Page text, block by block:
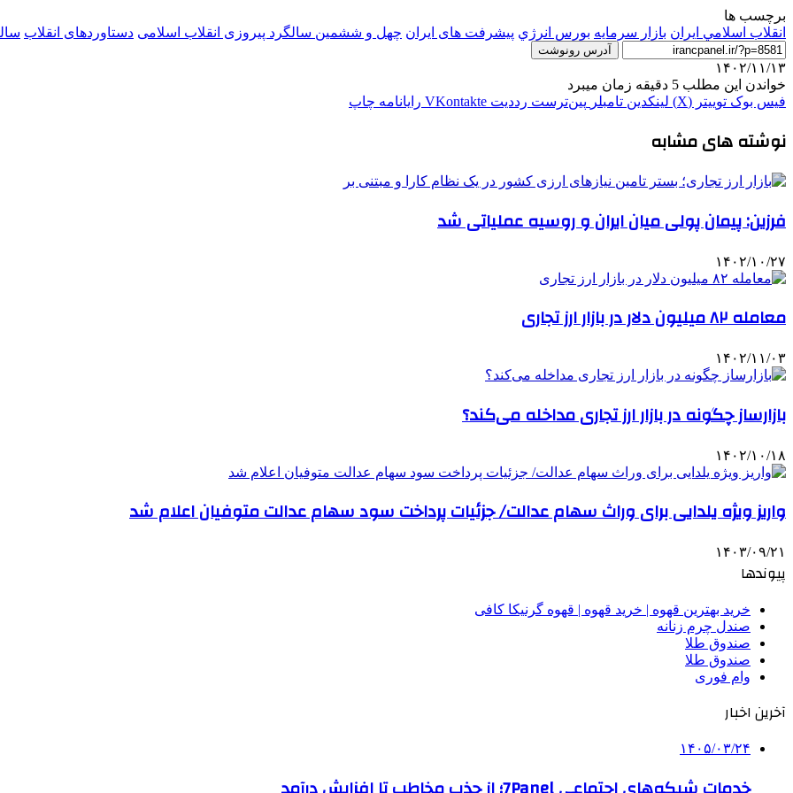
برچسب ها
انقلاب اسلامي ايران بازار سرمايه بورس انرژي پیشرفت های ایران چهل و ششمین سالگرد پیروزی انقلاب اسلامی دستاوردهای انقلاب
آدرس رونوشت
۱۴۰۲/۱۱/۱۳
خواندن این مطلب 5 دقیقه زمان میبرد
فیس بوک توییتر (X) لینکدین ‫تامبلر ‫پین‌ترست ‫رددیت ‫VKontakte رایانامه چاپ
نوشته های مشابه
فرزین: پیمان پولی میان ایران و روسیه عملیاتی شد
۱۴۰۲/۱۰/۲۷
معامله ۸۲ میلیون دلار در بازار ارز تجاری
۱۴۰۲/۱۱/۰۳
بازارساز چگونه در بازار ارز تجاری مداخله می‌کند؟
۱۴۰۲/۱۰/۱۸
واریز ویژه یلدایی برای وراث سهام عدالت/ جزئیات پرداخت سود سهام عدالت متوفیان اعلام شد
۱۴۰۳/۰۹/۲۱
پیوندها
خرید بهترین قهوه | خرید قهوه | قهوه گرنیکا کافی
صندل چرم زنانه
صندوق طلا
صندوق طلا
وام فوری
آخرین اخبار
۱۴۰۵/۰۳/۲۴